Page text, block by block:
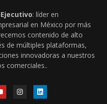
: líder en
en México por más
contenido de alto
de múltiples plataformas,
innovadoras a nuestros
comerciales..